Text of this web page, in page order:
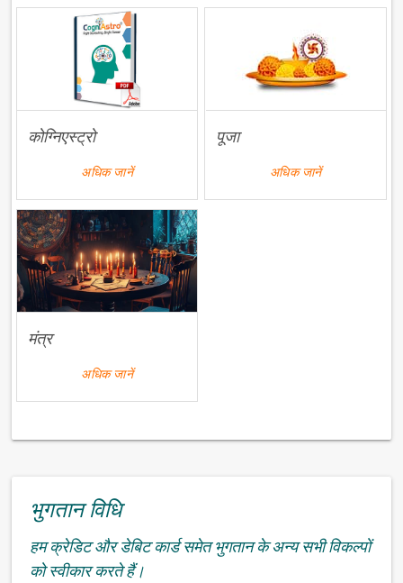
कोग्निएस्ट्रो
अधिक जानें
पूजा
अधिक जानें
मंत्र
अधिक जानें
भुगतान विधि
हम क्रेडिट और डेबिट कार्ड समेत भुगतान के अन्य सभी विकल्पों
को स्वीकार करते हैं।